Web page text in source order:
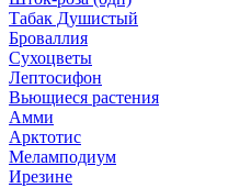
Табак Душистый
Броваллия
Сухоцветы
Лептосифон
Вьющиеся растения
Амми
Арктотис
Меламподиум
Ирезине